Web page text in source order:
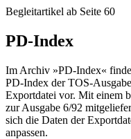
Begleitartikel ab Seite 60
PD-Index
Im Archiv »PD-Index«
PD-Index der TOS-
Exportdatei vor. Mit einem
zur Ausgabe 6/92
sich die Daten der
anpassen.